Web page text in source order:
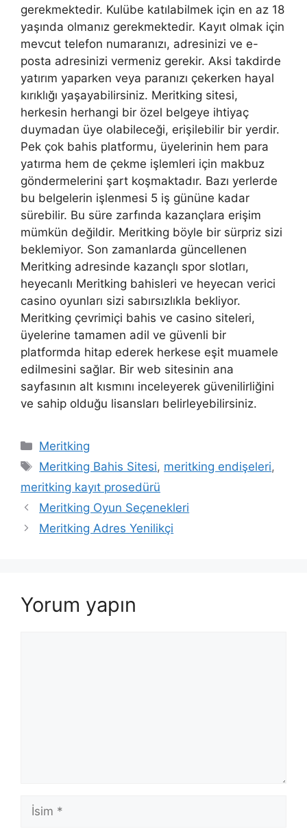
gerekmektedir. Kulübe katılabilmek için en az 18
yaşında olmanız gerekmektedir. Kayıt olmak için
mevcut telefon numaranızı, adresinizi ve e-
posta adresinizi vermeniz gerekir. Aksi takdirde
yatırım yaparken veya paranızı çekerken hayal
kırıklığı yaşayabilirsiniz. Meritking sitesi,
herkesin herhangi bir özel belgeye ihtiyaç
duymadan üye olabileceği, erişilebilir bir yerdir.
Pek çok bahis platformu, üyelerinin hem para
yatırma hem de çekme işlemleri için makbuz
göndermelerini şart koşmaktadır. Bazı yerlerde
bu belgelerin işlenmesi 5 iş gününe kadar
sürebilir. Bu süre zarfında kazançlara erişim
mümkün değildir. Meritking böyle bir sürpriz sizi
beklemiyor. Son zamanlarda güncellenen
Meritking adresinde kazançlı spor slotları,
heyecanlı Meritking bahisleri ve heyecan verici
casino oyunları sizi sabırsızlıkla bekliyor.
Meritking çevrimiçi bahis ve casino siteleri,
üyelerine tamamen adil ve güvenli bir
platformda hitap ederek herkese eşit muamele
edilmesini sağlar. Bir web sitesinin ana
sayfasının alt kısmını inceleyerek güvenilirliğini
ve sahip olduğu lisansları belirleyebilirsiniz.
Kategoriler
Meritking
Etiketler
Meritking Bahis Sitesi, meritking endişeleri,
meritking kayıt prosedürü
Meritking Oyun Seçenekleri
Meritking Adres Yenilikçi
Yorum yapın
İsim